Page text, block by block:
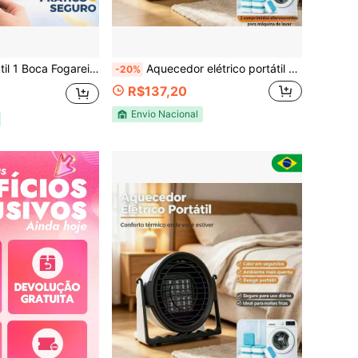
Elétrico Camping 110/220w -20% Aquecedor elétrico portátil multifuncional: Ideal para aquecimento diário e secagem de roupas - perfeito para uso no escritório, quarto e em casa ,Aquecedor elétrico portátil multifuncional+Pastilhas efervescentes para máquinas de lavar opcionais (1 pastilha/2 pastilhas/6 pastilhas/12 pastilhas)
R$137,20
Envio Nacional